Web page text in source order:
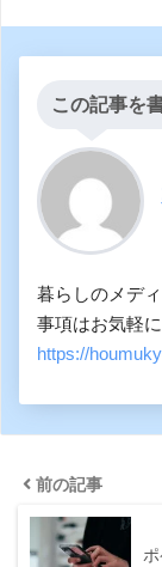
この記事を
暮らしのメデ
事項はお気軽
https://
前の記事